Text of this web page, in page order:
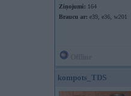
Ziņojumi: 164
Braucu ar: e39, e36, w201
kompots_TDS